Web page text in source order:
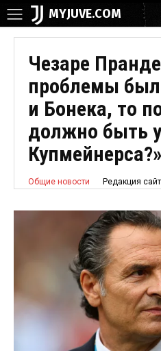
MYJUVE.COM
Чезаре
проблемы
и Бонека, то
должно быть у
Купмейнерса?»
Общие новости Редакция